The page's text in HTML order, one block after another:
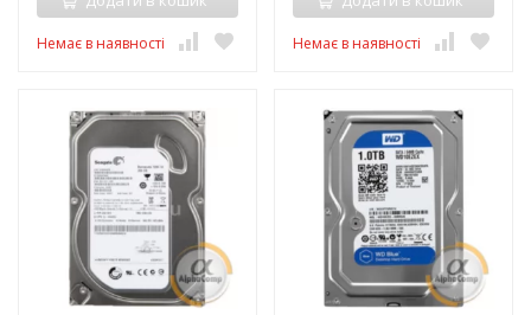
Немає в наявності Немає в наявності